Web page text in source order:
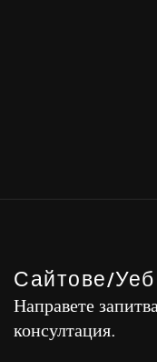
Сайтове/
Направете
консултация